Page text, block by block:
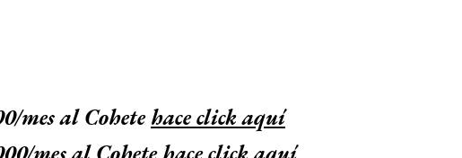
mes al Cohetehace click aquí